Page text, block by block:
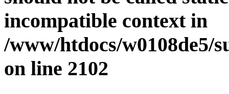
incompatible context in
/www/htdocs/w0108de5/
on line 2102